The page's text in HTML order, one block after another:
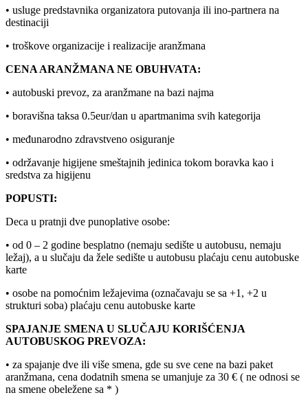
• usluge predstavnika organizatora putovanja ili ino-partnera na
destinaciji
• troškove organizacije i realizacije aranžmana
CENA ARANŽMANA NE OBUHVATA:
• autobuski prevoz, za aranžmane na bazi najma
• boravišna taksa 0.5eur/dan u apartmanima svih kategorija
• međunarodno zdravstveno osiguranje
• održavanje higijene smeštajnih jedinica tokom boravka kao i
sredstva za higijenu
POPUSTI:
Deca u pratnji dve punoplative osobe:
• od 0 – 2 godine besplatno (nemaju sedište u autobusu, nemaju
ležaj), a u slučaju da žele sedište u autobusu plaćaju cenu autobuske
karte
• osobe na pomoćnim ležajevima (označavaju se sa +1, +2 u
strukturi soba) plaćaju cenu autobuske karte
SPAJANJE SMENA U SLUČAJU KORIŠĆENJA
AUTOBUSKOG PREVOZA:
• za spajanje dve ili više smena, gde su sve cene na bazi paket
aranžmana, cena dodatnih smena se umanjuje za 30 € ( ne odnosi se
na smene obeležene sa * )